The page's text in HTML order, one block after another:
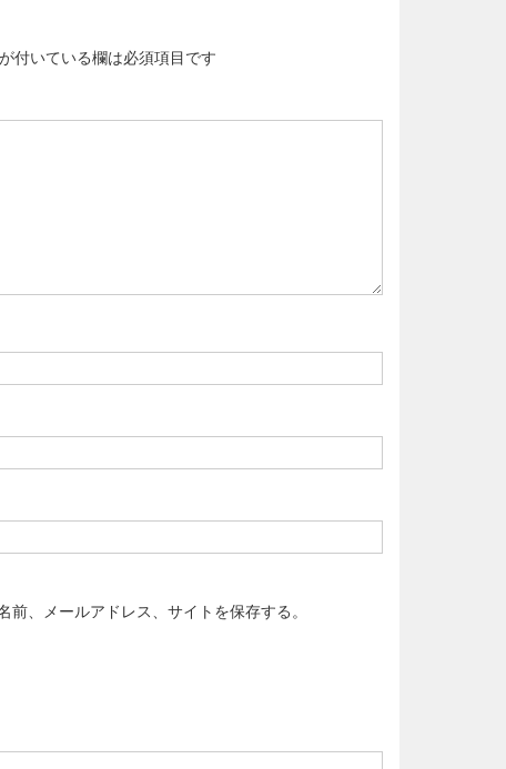
が付いている欄は必須項目です
、メールアドレス、サイトを保存する。